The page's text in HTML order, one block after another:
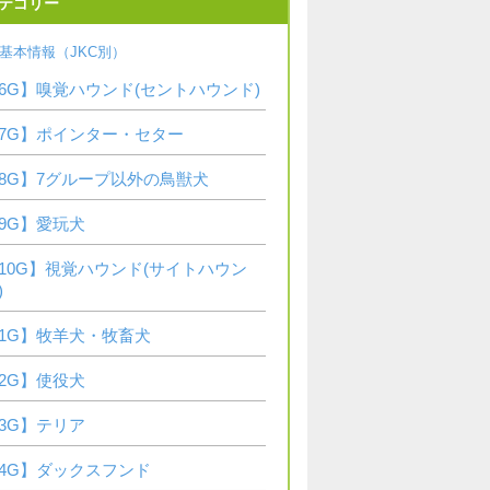
ゴリー
本情報（JKC別）
6G】嗅覚ハウンド(セントハウンド)
7G】ポインター・セター
8G】7グループ以外の鳥獣犬
9G】愛玩犬
10G】視覚ハウンド(サイトハウン
1G】牧羊犬・牧畜犬
2G】使役犬
3G】テリア
4G】ダックスフンド